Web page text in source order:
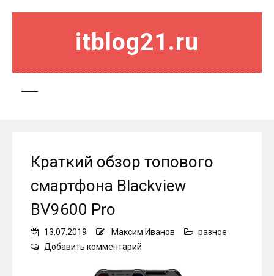
itblog21.ru
Краткий обзор топового
смартфона Blackview
BV9600 Pro
13.07.2019 Максим Иванов
разное
Добавить комментарий
обзор